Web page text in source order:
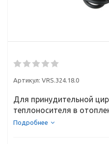
Артикул: VRS.324.18.0
Для принудительной
теплоносителя в
Подробнее